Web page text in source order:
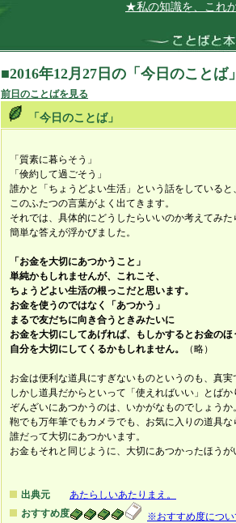
★私の知識を、これか
■2016年12月27日の「今日のことば
前日のことばを見る
「今日のことば」
「質素に暮らそう」
「倹約して過ごそう」
誰かと「ちょうどよい生活」という話をしていると、
このふたつの言葉がよく出てきます。
それでは、具体的にどうしたらいいのか考えてみた
簡単な答えが浮かびました。
「お金を大切にあつかうこと」
単純かもしれませんが、これこそ、
ちょうどよい生活の根っこだと思います。
お金を使うのではなく「あつかう」
まるで友だちに向き合うときみたいに
お金を大切にしてあげれば、もしかするとお金のほ
自分を大切にしてくるかもしれません。
（略）
お金は便利な道具にすぎないものというのも、真実
しかし道具だからといって「使えればいい」とばか
ぞんざいにあつかうのは、いかがなものでしょうか。
鞄でも万年筆でもカメラでも、お気に入りの道具な
誰だって大切にあつかいます。
お金もそれと同じように、大切にあつかったほうが
出典元
あたらしいあたりまえ。
おすすめ度
※おすすめ度につい